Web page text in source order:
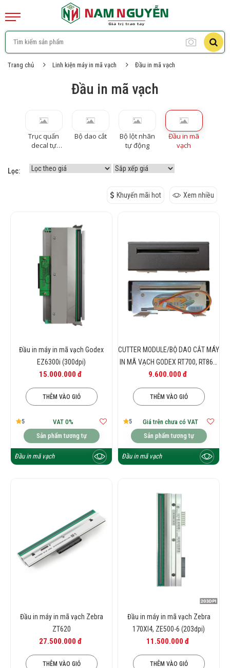
Trang chủ Linh kiện máy in mã vạch Đầu in mã vạch
Đầu in mã vạch
Trục quấn
decal tự
Bộ dao cắt
Bộ lột nhãn
tự động
Đầu in mã
vạch
Lọc:
Khuyến mãi hot Xem nhiều
Đầu in máy in mã vạch Godex
EZ6300i (300dpi)
15.000.000 đ
THÊM VÀO GIỎ
5
VAT 0%
Sản phẩm tương tự
Đầu in mã vạch
CUTTER MODULE/BỘ DAO CẮT MÁY
IN MÃ VẠCH GODEX RT700, RT863i
(R)
9.600.000 đ
THÊM VÀO GIỎ
5
Giá trên chưa có VAT
Sản phẩm tương tự
Đầu in mã vạch
Đầu in máy in mã vạch Zebra
ZT620
27.500.000 đ
THÊM VÀO GIỎ
Đầu in máy in mã vạch Zebra
170XI4, ZE500-6 (203dpi)
11.500.000 đ
THÊM VÀO GIỎ